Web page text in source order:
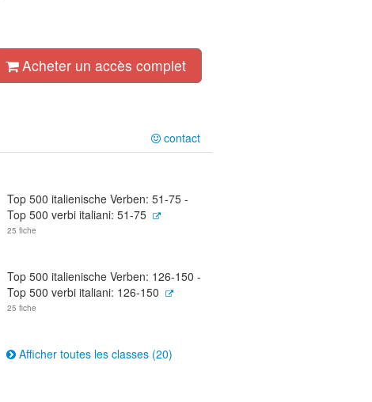
Acheter un accès complet
contact
Top 500 italienische Verben: 51-75 -
Top 500 verbi italiani: 51-75
25 fiche
Top 500 italienische Verben: 126-150 -
Top 500 verbi italiani: 126-150
25 fiche
Afficher toutes les classes (20)